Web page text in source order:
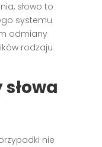
słowo to
systemu
odmiany
rodzaju
nie